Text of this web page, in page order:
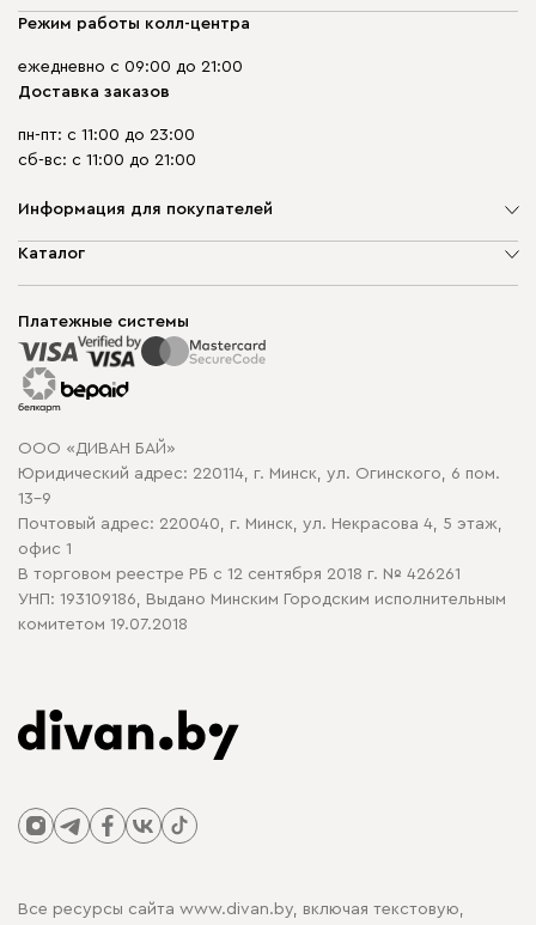
Режим работы колл-центра
ежедневно с 09:00 до 21:00
Доставка заказов
пн-пт: с 11:00 до 23:00
сб-вс: с 11:00 до 21:00
Информация для покупателей
О компании
Способы оплаты
Рассрочка и кредит
Гарантия
Карта сайта
Политика конфиденциальности
Политика в отношении обработки cookie
Каталог
Корпусная мебель
Распродажа мебели
Платежные системы
ООО «ДИВАН БАЙ»
Юридический адрес: 220114, г. Минск, ул. Огинского, 6 пом.
13-9
Почтовый адрес: 220040, г. Минск, ул. Некрасова 4, 5 этаж,
офис 1
В торговом реестре РБ с 12 сентября 2018 г. № 426261
УНП: 193109186, Выдано Минским Городским исполнительным
комитетом 19.07.2018
Все ресурсы сайта www.divan.by, включая текстовую,